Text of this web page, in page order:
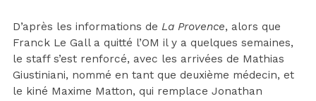
D’après les informations de La Provence, alors que
Franck Le Gall a quitté l’OM il y a quelques semaines,
le staff s’est renforcé, avec les arrivées de Mathias
Giustiniani, nommé en tant que deuxième médecin, et
le kiné Maxime Matton, qui remplace Jonathan